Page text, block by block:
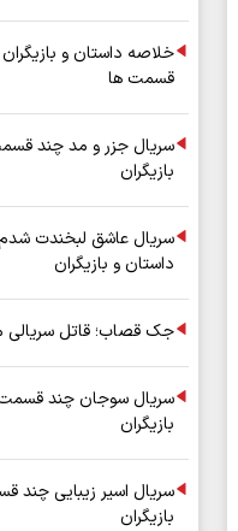
خلاصه داستان و
قسمت ها
سریال جزر و مد چند
بازیگران
سریال عاشق لبخندت
داستان و بازیگران
جک قصاب؛ قاتل سریالی
سریال سوجان چند
بازیگران
سریال اسیر زیبایی
بازیگران